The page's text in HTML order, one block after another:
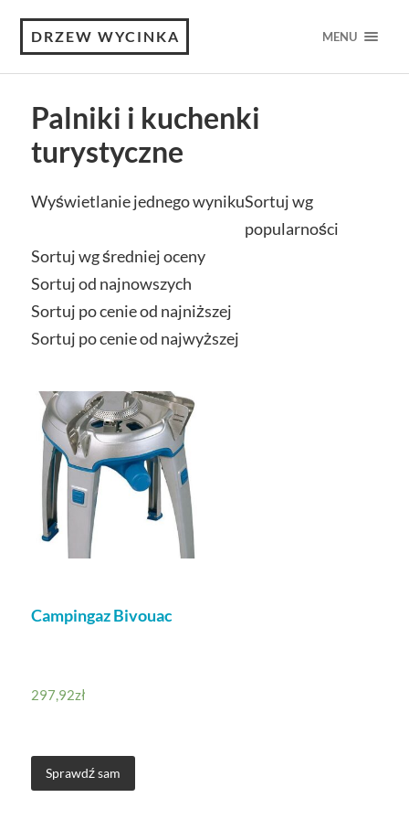
DRZEW WYCINKA MENU
Palniki i kuchenki
turystyczne
Wyświetlanie jednego wynikuSortuj wg
popularności
Sortuj wg średniej oceny
Sortuj od najnowszych
Sortuj po cenie od najniższej
Sortuj po cenie od najwyższej
Campingaz Bivouac
297,92zł
Sprawdź sam